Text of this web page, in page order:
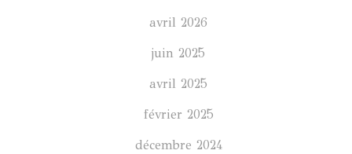
avril 2026
juin 2025
avril 2025
février 2025
décembre 2024